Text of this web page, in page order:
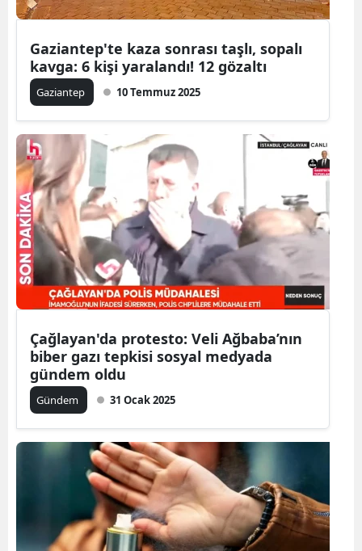
Muş
Nevşehir
Ordu
Rize
Sakarya
Samsun
Siirt
Sinop
Sivas
Tekirdağ
Uşak
Gaziantep'te kaza sonrası taşlı, sopalı
kavga: 6 kişi yaralandı! 12 gözaltı
Gaziantep 10 Temmuz 2025
Çağlayan'da protesto: Veli Ağbaba’nın
biber gazı tepkisi sosyal medyada
gündem oldu
Gündem 31 Ocak 2025